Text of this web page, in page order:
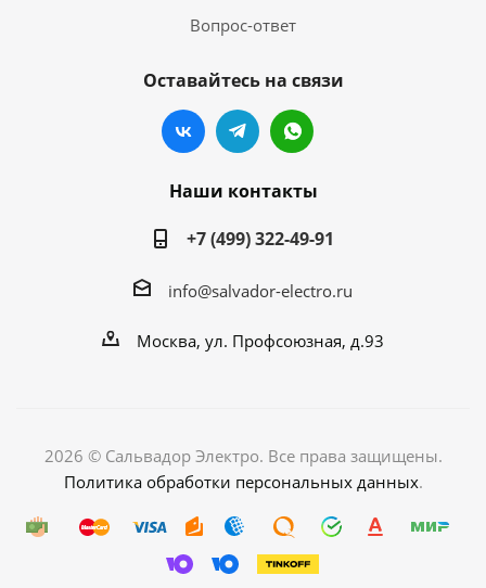
Вопрос-ответ
Оставайтесь на связи
Наши контакты
+7 (499) 322-49-91
info@salvador-electro.ru
Москва, ул. Профсоюзная, д.93
2026 © Сальвадор Электро. Все права защищены.
Политика обработки персональных данных.